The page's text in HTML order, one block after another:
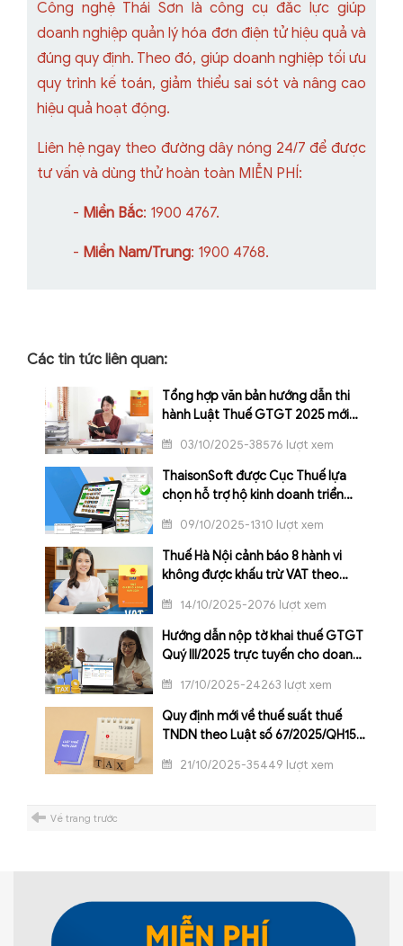
Công nghệ Thái Sơn là công cụ đắc lực giúp
doanh nghiệp quản lý hóa đơn điện tử hiệu quả và
đúng quy định. Theo đó, giúp doanh nghiệp tối ưu
quy trình kế toán, giảm thiểu sai sót và nâng cao
hiệu quả hoạt động.
Liên hệ ngay theo đường dây nóng 24/7 để được
tư vấn và dùng thử hoàn toàn MIỄN PHÍ:
- Miền Bắc: 1900 4767.
- Miền Nam/Trung: 1900 4768.
Các tin tức liên quan:
Tổng hợp văn bản hướng dẫn thi
hành Luật Thuế GTGT 2025 mới
03/10/2025-38576 lượt xem
ThaisonSoft được Cục Thuế lựa
chọn hỗ trợ hộ kinh doanh triển
tiền
09/10/2025-1310 lượt xem
Thuế Hà Nội cảnh báo 8 hành vi
không được khấu trừ VAT theo
14/10/2025-2076 lượt xem
Hướng dẫn nộp tờ khai thuế GTGT
Quý III/2025 trực tuyến cho doanh
17/10/2025-24263 lượt xem
Quy định mới về thuế suất thuế
TNDN theo Luật số 67/2025/QH15
21/10/2025-35449 lượt xem
Về trang trước